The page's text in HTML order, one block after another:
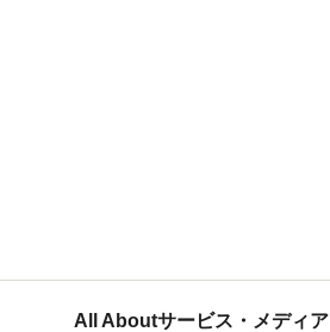
All Aboutサービス・メディア